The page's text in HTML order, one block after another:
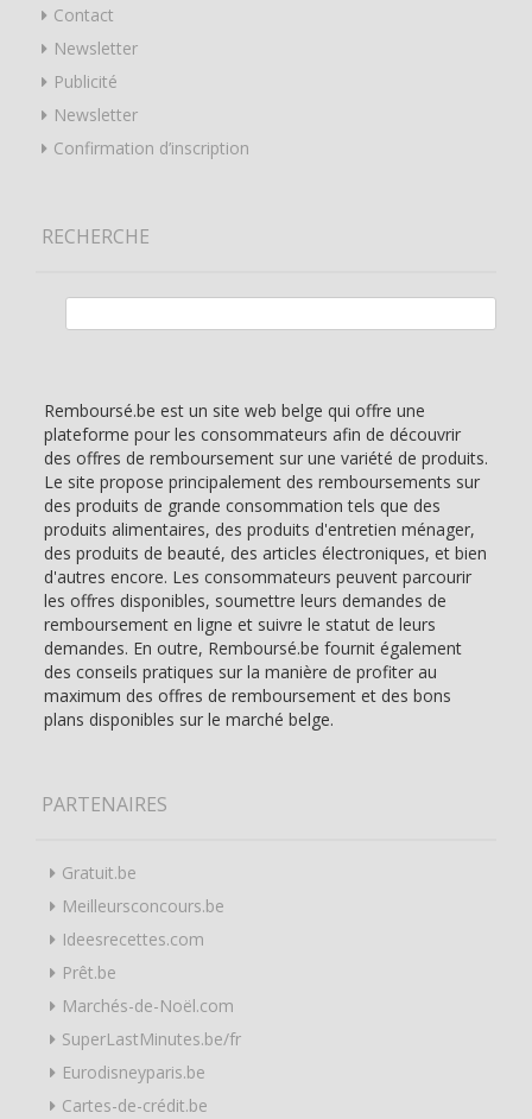
Contact
Newsletter
Publicité
Newsletter
Confirmation d’inscription
RECHERCHE
Remboursé.be est un site web belge qui offre une
plateforme pour les consommateurs afin de découvrir
des offres de remboursement sur une variété de produits.
Le site propose principalement des remboursements sur
des produits de grande consommation tels que des
produits alimentaires, des produits d'entretien ménager,
des produits de beauté, des articles électroniques, et bien
d'autres encore. Les consommateurs peuvent parcourir
les offres disponibles, soumettre leurs demandes de
remboursement en ligne et suivre le statut de leurs
demandes. En outre, Remboursé.be fournit également
des conseils pratiques sur la manière de profiter au
maximum des offres de remboursement et des bons
plans disponibles sur le marché belge.
PARTENAIRES
Gratuit.be
Meilleursconcours.be
Ideesrecettes.com
Prêt.be
Marchés-de-Noël.com
SuperLastMinutes.be/fr
Eurodisneyparis.be
Cartes-de-crédit.be